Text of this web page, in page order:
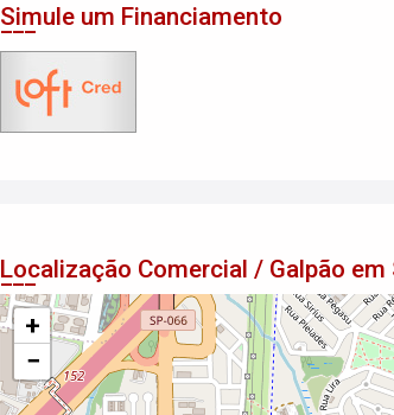
Simule um Financiamento
Localização Comercial / Galpão
+
−